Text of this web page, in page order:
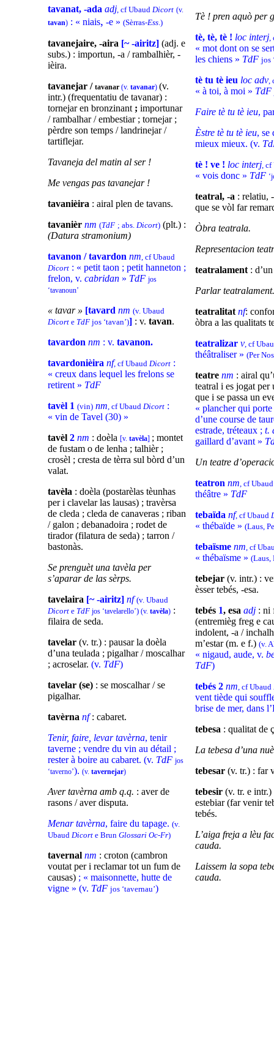
tavanat, -ada adj, cf Ubaud Dicort (v.
tavan) : « niais, -e » (Sèrras-Ess.)
tavanejaire, -aira [~ -airitz] (adj. e
subs.) : importun, -a / rambalhièr, -
ièira.
tavanejar / tavanar (v. tavanar) (v.
intr.) (frequentatiu de tavanar) :
tornejar en bronzinant ; importunar
/ rambalhar / embestiar ; tornejar ;
pèrdre son temps / landrinejar /
tartiflejar.
Tavaneja del matin al ser !
Me vengas pas tavanejar !
tavanièira : airal plen de tavans.
tavanièr nm (TdF ; abs. Dicort) (plt.) :
(Datura stramonium)
tavanon / tavardon nm, cf Ubaud
Dicort : « petit taon ; petit hanneton ;
frelon, v. cabridan » TdF jos
‘tavanoun’
« tavar » [tavard nm (v. Ubaud
Dicort e TdF jos ‘tavan’)] : v. tavan.
tavardon nm : v. tavanon.
tavardonièira nf, cf Ubaud Dicort :
« creux dans lequel les frelons se
retirent » TdF
tavèl 1 (vin) nm, cf Ubaud Dicort :
« vin de Tavel (30) »
tavèl 2 nm : doèla [v. tavèla] ; montet
de fustam o de lenha ; talhièr ;
crosèl ; cresta de tèrra sul bòrd d’un
valat.
tavèla : doèla (postarèlas tèunhas
per i clavelar las lausas) ; travèrsa
de cleda ; cleda de canaveras ; riban
/ galon ; debanadoira ; rodet de
tirador (filatura de seda) ; tarron /
bastonàs.
Se prenguèt una tavèla per
s’aparar de las sèrps.
tavelaira [~ -airitz] nf (v. Ubaud
Dicort e TdF jos ‘tavelarello’) (v. tavèla) :
filaira de seda.
tavelar (v. tr.) : pausar la doèla
d’una teulada ; pigalhar / moscalhar
; acroselar. (v. TdF)
tavelar (se) : se moscalhar / se
pigalhar.
tavèrna nf: cabaret.
Tenir, faire, levar tavèrna, tenir
taverne ; vendre du vin au détail ;
rester à boire au cabaret. (v. TdF jos
‘taverno’). (v. tavernejar)
Aver tavèrna amb q.q. : aver de
rasons / aver disputa.
Menar tavèrna, faire du tapage. (v.
Ubaud Dicort e Brun Glossari Oc-Fr)
tavernal nm : croton (cambron
voutat per i reclamar tot un fum de
causas) ; « maisonnette, hutte de
vigne » (v. TdF jos ‘tavernau’)
Tè ! pren aquò per
tè, tè, tè ! loc interj,
« mot dont on se
les chiens » TdF jos
tè tu tè ieu loc adv,
« à toi, à moi » TdF
Faire tè tu tè ieu,
Èstre tè tu tè ieu, se
mieux mieux. (v.
tè ! ve ! loc interj, cf
« vois donc » TdF
teatral, -a : relatiu,
que se vòl far
Òbra teatrala.
Representacion
teatralament :
Parlar teatralament.
teatralitat nf:
òbra a las qualitats
teatralizar v, cf
théâtraliser » (Per
teatre nm : airal
teatral i es jogat
que i se passa un
« plancher qui porte
d’une course de
estrade, tréteaux ; t.
gaillard d’avant »
Un teatre
teatron nm, cf
théâtre » TdF
tebaïda nf, cf Ubaud
« thébaïde » (Laus,
tebaïsme nm, cf
« thébaïsme » (Laus,
tebejar (v. intr.) :
èsser tebés, -esa.
tebés 1, esa adj : ni
(entremièg freg e
indolent, -a /
m’estar (m. e f.) (v.
« nigaud, aude, v.
TdF)
tebés 2 nm, cf Ubaud
vent tiède qui
brise de mer, dans
tebesa : qualitat de
La tebesa d’una
tebesar (v. tr.) : far
tebesir (v. tr. e intr.)
estebiar (far venir
tebés.
L’aiga freja a lèu
cauda.
Laissem la sopa
cauda.